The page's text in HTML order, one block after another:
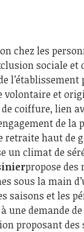
chez les
sociale et
l’établissement
volontaire et
coiffure, lien
de la
retraite haut de
un climat de
propose des
sous la main
et les
une demande
proposant des